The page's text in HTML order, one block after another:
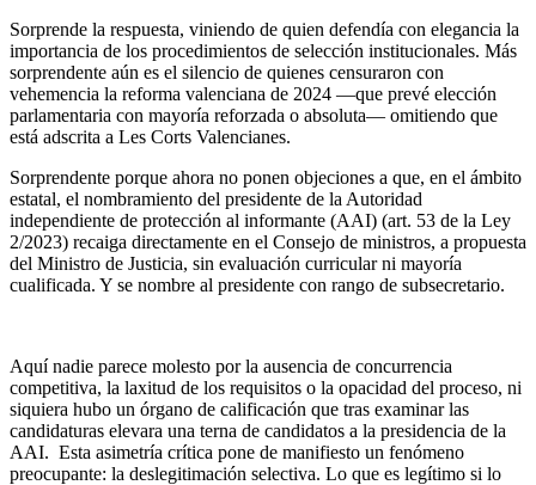
Sorprende la respuesta, viniendo de quien defendía con elegancia la
importancia de los procedimientos de selección institucionales. Más
sorprendente aún es el silencio de quienes censuraron con
vehemencia la reforma valenciana de 2024 —que prevé elección
parlamentaria con mayoría reforzada o absoluta— omitiendo que
está adscrita a Les Corts Valencianes.
Sorprendente porque ahora no ponen objeciones a que, en el ámbito
estatal, el nombramiento del presidente de la Autoridad
independiente de protección al informante (AAI) (art. 53 de la Ley
2/2023) recaiga directamente en el Consejo de ministros, a propuesta
del Ministro de Justicia, sin evaluación curricular ni mayoría
cualificada. Y se nombre al presidente con rango de subsecretario.
Aquí nadie parece molesto por la ausencia de concurrencia
competitiva, la laxitud de los requisitos o la opacidad del proceso, ni
siquiera hubo un órgano de calificación que tras examinar las
candidaturas elevara una terna de candidatos a la presidencia de la
AAI. Esta asimetría crítica pone de manifiesto un fenómeno
preocupante: la deslegitimación selectiva. Lo que es legítimo si lo